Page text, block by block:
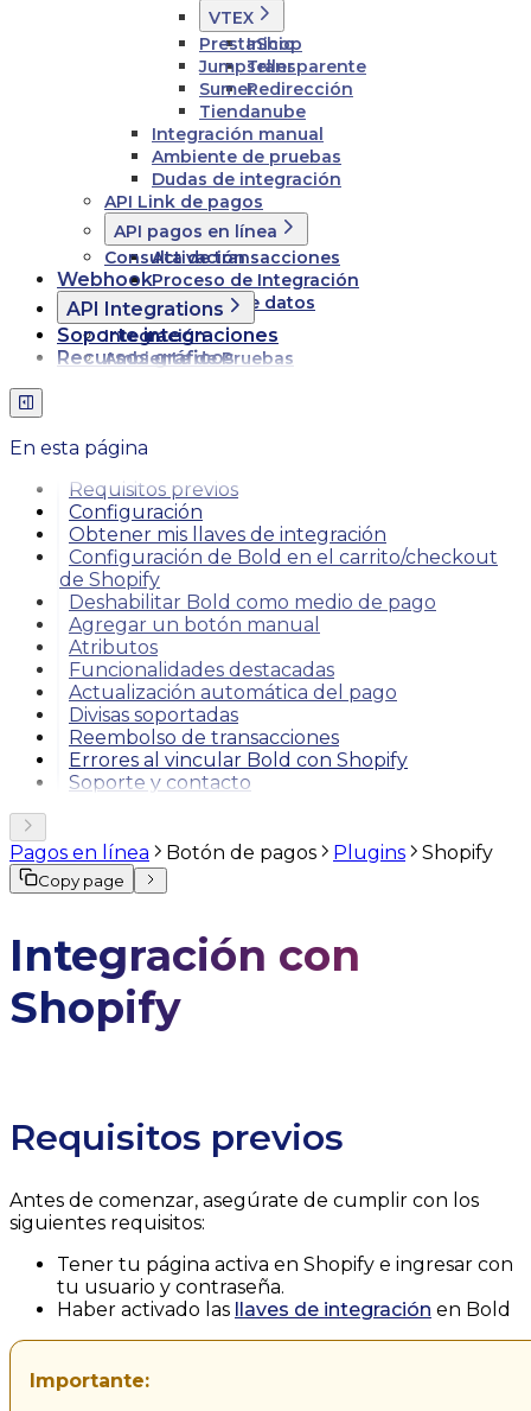
VTEX
Inicio
Transparente
Redirección
PrestaShop
Jumpseller
Sumer
Tiendanube
Integración manual
Ambiente de pruebas
Dudas de integración
API Link de pagos
API pagos en línea
Activación
Proceso de Integración
Esquema de datos
Consulta de transacciones
Webhook
API Integrations
Integración
Ambiente de Pruebas
Soporte integraciones
Recursos gráficos
En esta página
Requisitos previos
Configuración
Obtener mis llaves de integración
Configuración de Bold en el carrito/checkout
de Shopify
Deshabilitar Bold como medio de pago
Agregar un botón manual
Atributos
Funcionalidades destacadas
Actualización automática del pago
Divisas soportadas
Reembolso de transacciones
Errores al vincular Bold con Shopify
Soporte y contacto
Pagos en línea Botón de pagos Plugins Shopify
Copy page
Integración con
Shopify
Requisitos previos
Antes de comenzar, asegúrate de cumplir con los
siguientes requisitos:
Tener tu página activa en Shopify e ingresar con
tu usuario y contraseña.
Haber activado las
llaves de integración en Bold
Importante: